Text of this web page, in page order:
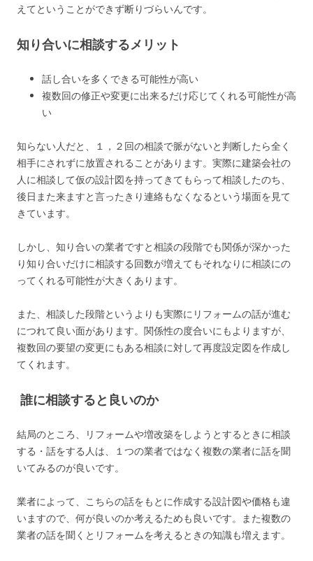
えてということができず断りづらいんです。
知り合いに相談するメリット
話し合いを多くできる可能性が高い
複数回の修正や変更に出来るだけ応じてくれる可能性が高
い
知らない人だと、１，２回の相談で脈がないと判断したら全く
相手にされずに放置されることがあります。実際に建築会社の
人に相談して仮の設計図を持ってきてもらって相談したのち、
後日また来ますと言ったきり連絡もなくなるという場面を見て
きています。
しかし、知り合いの業者ですと相談の段階でも関係が深かった
り知り合いだけに相談する回数が増えてもそれなりに相談にの
ってくれる可能性が大きくあります。
また、相談した段階というよりも実際にリフォームの話が進む
につれて良い面があります。関係性の度合いにもよりますが、
複数回の要望の変更にもある相談に対して再度設定図を作成し
てくれます。
誰に相談すると良いのか
結局のところ、リフォームや増改築をしようとするときに相談
する・話をする人は、１つの業者ではなく複数の業者に話を聞
いてみるのが良いです。
業者によって、こちらの話をもとに作成する設計図や価格も違
いますので、何が良いのか考えるためも良いです。また複数の
業者の話を聞くとリフォームを考えるときの知識も増えます。